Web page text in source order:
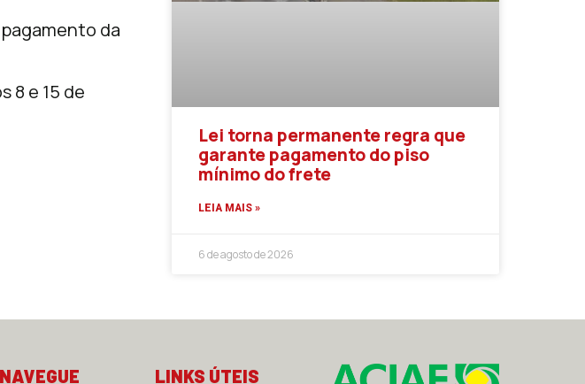
da
8 e 15 de
Lei torna permanente regra que
garante pagamento do piso
mínimo do frete
LEIA MAIS »
6 de agosto de 2026
NAVEGUE LINKS ÚTEIS